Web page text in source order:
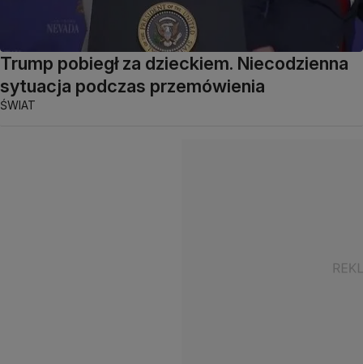
Trump pobiegł za dzieckiem. Niecodzienna
sytuacja podczas przemówienia
ŚWIAT